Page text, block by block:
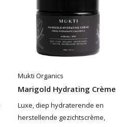
Mukti Organics
Marigold Hydrating Crème
Luxe, diep hydraterende en
herstellende gezichtscrème,